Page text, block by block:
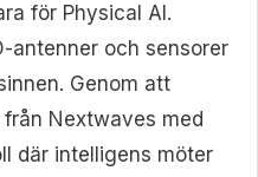
för Physical AI.
antenner och sensorer
Genom att
från Nextwaves med
där intelligens möter